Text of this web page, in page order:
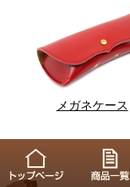
メガネケース